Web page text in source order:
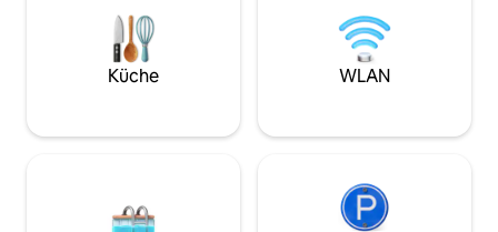
Waschküche und unsere herrliche
Terrasse von 200 m², ideal zum
Ausruhen, Geselligkeit oder um deine
Mahlzeiten im Freien zu genießen.
sevillanische
Treppe gelangst
zum saisonalen
Blick auf die
Küche WLAN